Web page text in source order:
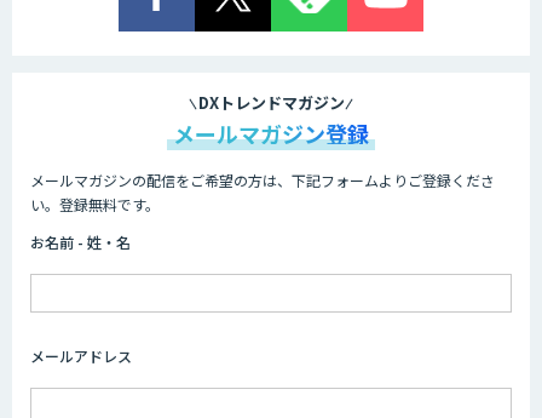
DXトレンドマガジン
メールマガジン登録
メールマガジンの配信をご希望の方は、下記フォームよりご登録くださ
い。登録無料です。
お名前 - 姓・名
メールアドレス